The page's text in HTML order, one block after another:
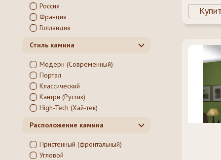
Россия
Франция
Голландия
Стиль камина
Модерн (Современный)
Портал
Классический
Кантри (Рустик)
High-Tech (Хай-тек)
Расположение камина
Пристенный (фронтальный)
Угловой